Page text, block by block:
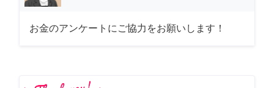
お金のアンケートにご協力をお願いします！